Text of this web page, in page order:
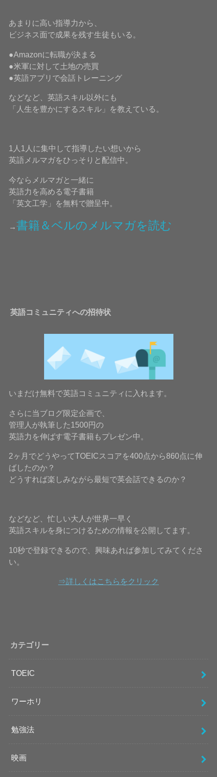
あまりに高い指導力から、
ビジネス面で成果を残す生徒もいる。
●Amazonに転職が決まる
●米軍に対して土地の売買
●英語アプリで会話トレーニング
などなど、英語スキル以外にも
「人生を豊かにするスキル」を教えている。
1人1人に集中して指導したい想いから
英語メルマガをひっそりと配信中。
今ならメルマガと一緒に
英語力を高める電子書籍
「英文工学」を無料で贈呈中。
→書籍＆ベルのメルマガを読む
英語コミュニティへの招待状
いまだけ無料で英語コミュニティに入れます。
さらに当ブログ限定企画で、
管理人が執筆した1500円の
英語力を伸ばす電子書籍もプレゼン中。
2ヶ月でどうやってTOEICスコアを400点から860点に伸
ばしたのか？
どうすれば楽しみながら最短で英会話できるのか？
などなど、忙しい大人が世界一早く
英語スキルを身につけるための情報を公開してます。
10秒で登録できるので、興味あれば参加してみてくださ
い。
⇒詳しくはこちらをクリック
カテゴリー
TOEIC
ワーホリ
勉強法
映画